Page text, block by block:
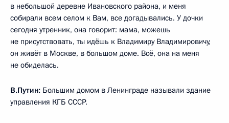
в небольшой деревне Ивановского района, и меня
собирали всем селом к Вам, все догадывались. У дочки
сегодня утренник, она говорит: мама, можешь
не присутствовать, ты идёшь к Владимиру Владимировичу,
он живёт в Москве, в большом доме. Всё, она на меня
не обиделась.
В.Путин: Большим домом в Ленинграде называли здание
управления КГБ СССР.